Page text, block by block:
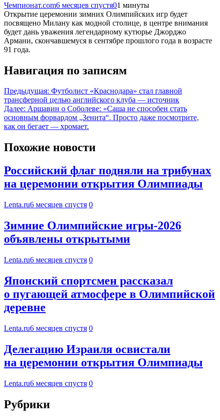
Чемпионат.com6 месяцев спустя01 минуты
Открытие церемонии зимних Олимпийских игр будет
посвящено Милану как модной столице, в центре внимания
будет дань уважения легендарному кутюрье Джорджо
Армани, скончавшемуся в сентябре прошлого года в возрасте
91 года.
Навигация по записям
Предыдущая: Футболист «Краснодара» стал главной
трансферной целью английского клуба — источник
Далее: Аршавин о Соболеве: «Саша не способен стать
основным форвардом „Зенита“. Просто даже посмотрите,
как он бегает — хромает.
Похожие новости
Российский флаг подняли на трибунах
на церемонии открытия Олимпиады
Lenta.ru6 месяцев спустя 0
Зимние Олимпийские игры-2026
объявлены открытыми
Lenta.ru6 месяцев спустя 0
Японский спортсмен рассказал
о пугающей атмосфере в Олимпийской
деревне
Lenta.ru6 месяцев спустя 0
Делегацию Израиля освистали
на церемонии открытия Олимпиады
Lenta.ru6 месяцев спустя 0
Рубрики